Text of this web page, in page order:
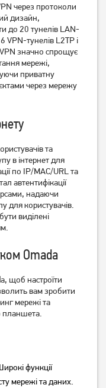
TP-Link
грн
TP-Link
через протоколи
дизайн,
до 20 тунелів LAN-
VPN-тунелів L2TP і
значно спрощує
мережі,
приватну
через мережу
та
в інтернет для
по IP/MAC/URL та
автентифікації
надаючи
для користувачів.
виділені
Omada
щоб настроїти
вам зробити
мережі та
планшета.
функції
мережі та даних.